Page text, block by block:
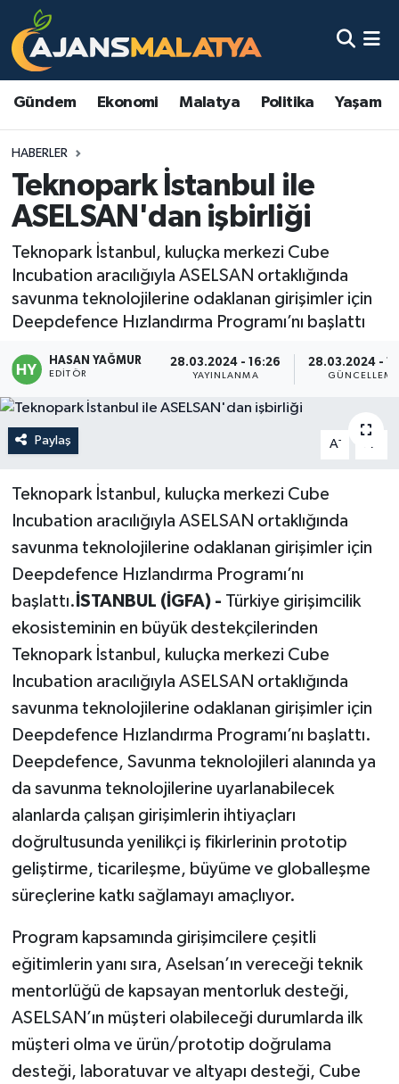
Gündem Ekonomi Malatya Politika Yaşam
HABERLER
Teknopark İstanbul ile
ASELSAN'dan işbirliği
Teknopark İstanbul, kuluçka merkezi Cube
Incubation aracılığıyla ASELSAN ortaklığında
savunma teknolojilerine odaklanan girişimler için
Deepdefence Hızlandırma Programı’nı başlattı
HASAN YAĞMUR
EDITÖR
28.03.2024 - 16:26
YAYINLANMA
28.03.2024 -
GÜNCELLEME
Paylaş A- A
Teknopark İstanbul, kuluçka merkezi Cube
Incubation aracılığıyla ASELSAN ortaklığında
savunma teknolojilerine odaklanan girişimler için
Deepdefence Hızlandırma Programı’nı
başlattı. İSTANBUL (İGFA) - Türkiye girişimcilik
ekosisteminin en büyük destekçilerinden
Teknopark İstanbul, kuluçka merkezi Cube
Incubation aracılığıyla ASELSAN ortaklığında
savunma teknolojilerine odaklanan girişimler için
Deepdefence Hızlandırma Programı’nı başlattı.
Deepdefence, Savunma teknolojileri alanında ya
da savunma teknolojilerine uyarlanabilecek
alanlarda çalışan girişimlerin ihtiyaçları
doğrultusunda yenilikçi iş fikirlerinin prototip
geliştirme, ticarileşme, büyüme ve globalleşme
süreçlerine katkı sağlamayı amaçlıyor.
Program kapsamında girişimcilere çeşitli
eğitimlerin yanı sıra, Aselsan’ın vereceği teknik
mentorlüğü de kapsayan mentorluk desteği,
ASELSAN’ın müşteri olabileceği durumlarda ilk
müşteri olma ve ürün/prototip doğrulama
desteği, laboratuvar ve altyapı desteği, Cube
Asayiş
Eğitim
Ekonomi
Gündem
Kadın
Politika
Spor
Teknoloji
Malatya Nöbetçi Eczaneler
Malatya Namaz Vakitleri
Malatya Trafik Yoğunluk Haritası
TFF 3.Lig 2.Grup Puan Durumu ve Fikstür
Tüm Manşetler